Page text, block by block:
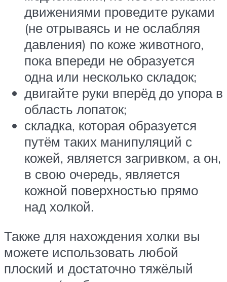
движениями проведите руками
(не отрываясь и не ослабляя
давления) по коже животного,
пока впереди не образуется
одна или несколько складок;
двигайте руки вперёд до упора в
область лопаток;
складка, которая образуется
путём таких манипуляций с
кожей, является загривком, а он,
в свою очередь, является
кожной поверхностью прямо
над холкой.
Также для нахождения холки вы
можете использовать любой
плоский и достаточно тяжёлый